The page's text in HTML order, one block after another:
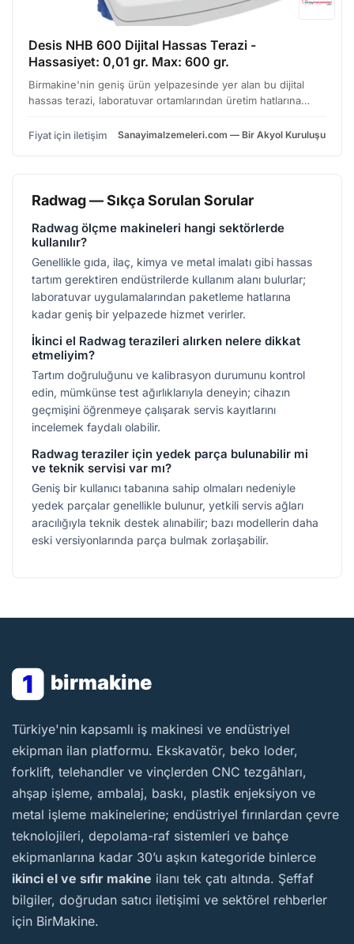
Desis NHB 600 Dijital Hassas Terazi -
Hassasiyet: 0,01 gr. Max: 600 gr.
Birmakine'nin geniş ürün yelpazesinde yer alan bu dijital
hassas terazi, laboratuvar ortamlarından üretim hatlarına
yapmanız için tasarlandı. Özellikle kimya, ilaç, gıd…
Fiyat için iletişim Sanayimalzemeleri.com — Bir Akyol Kuruluşu
Radwag — Sıkça Sorulan Sorular
Radwag ölçme makineleri hangi sektörlerde
kullanılır?
Genellikle gıda, ilaç, kimya ve metal imalatı gibi hassas
tartım gerektiren endüstrilerde kullanım alanı bulurlar;
laboratuvar uygulamalarından paketleme hatlarına
kadar geniş bir yelpazede hizmet verirler.
İkinci el Radwag terazileri alırken nelere dikkat
etmeliyim?
Tartım doğruluğunu ve kalibrasyon durumunu kontrol
edin, mümkünse test ağırlıklarıyla deneyin; cihazın
geçmişini öğrenmeye çalışarak servis kayıtlarını
incelemek faydalı olabilir.
Radwag teraziler için yedek parça bulunabilir mi
ve teknik servisi var mı?
Geniş bir kullanıcı tabanına sahip olmaları nedeniyle
yedek parçalar genellikle bulunur, yetkili servis ağları
aracılığıyla teknik destek alınabilir; bazı modellerin daha
eski versiyonlarında parça bulmak zorlaşabilir.
1 birmakine
BirMakine
Türkiye'nin kapsamlı iş makinesi ve endüstriyel
ekipman ilan platformu. Ekskavatör, beko loder,
forklift, telehandler ve vinçlerden CNC tezgâhları,
ahşap işleme, ambalaj, baskı, plastik enjeksiyon ve
metal işleme makinelerine; endüstriyel fırınlardan çevre
teknolojileri, depolama-raf sistemleri ve bahçe
ekipmanlarına kadar 30’u aşkın kategoride binlerce
ikinci el ve sıfır makine ilanı tek çatı altında. Şeffaf
bilgiler, doğrudan satıcı iletişimi ve sektörel rehberler
için BirMakine.